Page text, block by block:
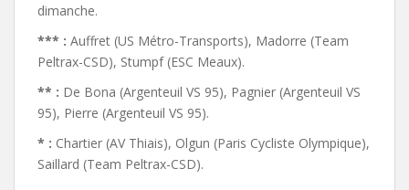
dimanche.
*** : Auffret (US Métro-Transports), Madorre (Team
Peltrax-CSD), Stumpf (ESC Meaux).
** : De Bona (Argenteuil VS 95), Pagnier (Argenteuil VS
95), Pierre (Argenteuil VS 95).
* : Chartier (AV Thiais), Olgun (Paris Cycliste Olympique),
Saillard (Team Peltrax-CSD).